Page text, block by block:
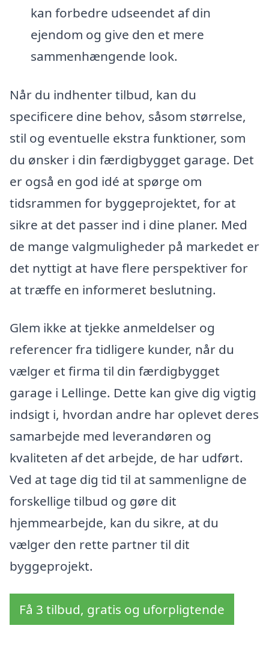
kan forbedre udseendet af din
ejendom og give den et mere
sammenhængende look.
Når du indhenter tilbud, kan du
specificere dine behov, såsom størrelse,
stil og eventuelle ekstra funktioner, som
du ønsker i din færdigbygget garage. Det
er også en god idé at spørge om
tidsrammen for byggeprojektet, for at
sikre at det passer ind i dine planer. Med
de mange valgmuligheder på markedet er
det nyttigt at have flere perspektiver for
at træffe en informeret beslutning.
Glem ikke at tjekke anmeldelser og
referencer fra tidligere kunder, når du
vælger et firma til din færdigbygget
garage i Lellinge. Dette kan give dig vigtig
indsigt i, hvordan andre har oplevet deres
samarbejde med leverandøren og
kvaliteten af det arbejde, de har udført.
Ved at tage dig tid til at sammenligne de
forskellige tilbud og gøre dit
hjemmearbejde, kan du sikre, at du
vælger den rette partner til dit
byggeprojekt.
Få 3 tilbud, gratis og uforpligtende